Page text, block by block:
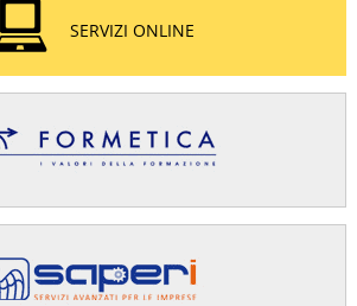
SERVIZI ONLINE